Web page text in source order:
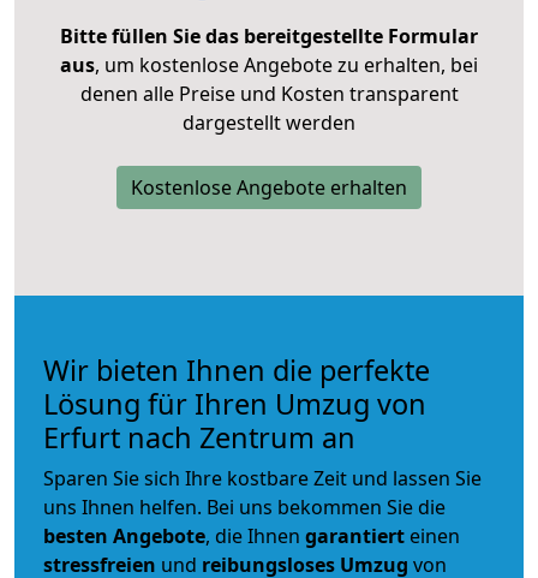
Bitte füllen Sie das bereitgestellte Formular
aus, um kostenlose Angebote zu erhalten, bei
denen alle Preise und Kosten transparent
dargestellt werden
Kostenlose Angebote erhalten
Wir bieten Ihnen die perfekte
Lösung für Ihren Umzug von
Erfurt nach Zentrum an
Sparen Sie sich Ihre kostbare Zeit und lassen Sie
uns Ihnen helfen. Bei uns bekommen Sie die
besten Angebote, die Ihnen garantiert einen
stressfreien und reibungsloses Umzug von